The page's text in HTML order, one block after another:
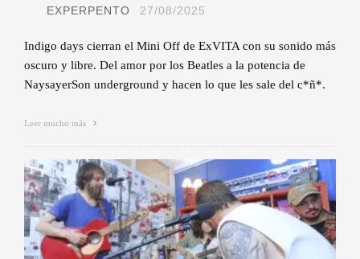
EXPERPENTO 27/08/2025
Indigo days cierran el Mini Off de ExVITA con su sonido más
oscuro y libre. Del amor por los Beatles a la potencia de
NaysayerSon underground y hacen lo que les sale del c*ñ*.
Leer mucho más